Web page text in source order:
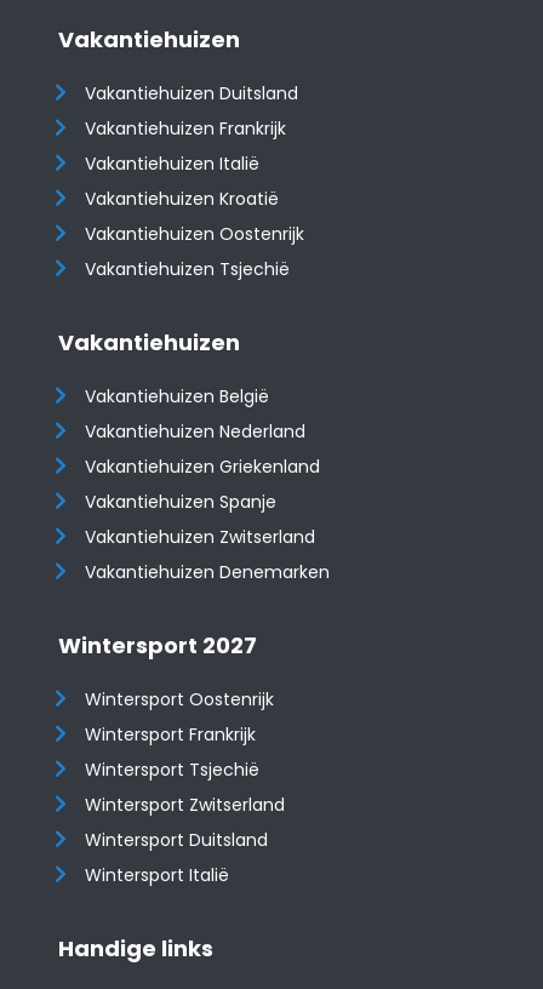
Vakantiehuizen
Vakantiehuizen Duitsland
Vakantiehuizen Frankrijk
Vakantiehuizen Italië
Vakantiehuizen Kroatië
​​​​​​​Vakantiehuizen Oostenrijk
Vakantiehuizen Tsjechië
Vakantiehuizen
Vakantiehuizen België
Vakantiehuizen Nederland
Vakantiehuizen Griekenland
Vakantiehuizen Spanje
​​​​​​​Vakantiehuizen Zwitserland
Vakantiehuizen Denemarken
Wintersport 2027
Wintersport Oostenrijk
Wintersport Frankrijk
Wintersport Tsjechië
Wintersport Zwitserland
Wintersport Duitsland
Wintersport Italië
Handige links